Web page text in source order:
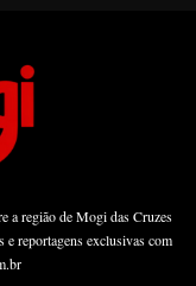
a região de Mogi das Cruzes
e reportagens exclusivas com